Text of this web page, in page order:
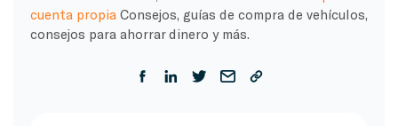
cuenta propiaConsejos, guías de compra de vehículos,
consejos para ahorrar dinero y más.